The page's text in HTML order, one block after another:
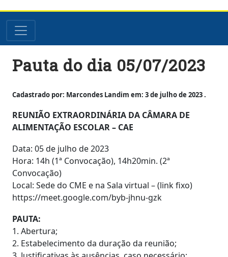
content
Pauta do dia 05/07/2023
Cadastrado por: Marcondes Landim em: 3 de julho de 2023 .
REUNIÃO EXTRAORDINÁRIA DA CÂMARA DE
ALIMENTAÇÃO ESCOLAR – CAE
Data: 05 de julho de 2023
Hora: 14h (1ª Convocação), 14h20min. (2ª
Convocação)
Local: Sede do CME e na Sala virtual – (link fixo)
https://meet.google.com/byb-jhnu-gzk
PAUTA:
1. Abertura;
2. Estabelecimento da duração da reunião;